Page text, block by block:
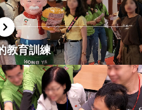
教育訓練
練(技術/經營/管理/行銷…)。
，結訓經過總部測驗，通過才